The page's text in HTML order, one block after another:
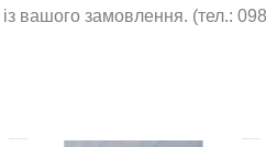
із вашого замовлення. (тел.: